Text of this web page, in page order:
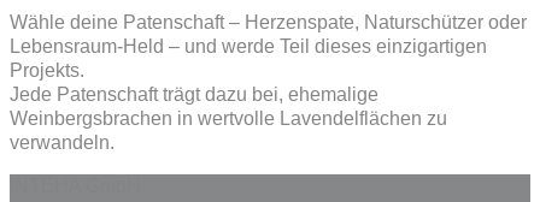
Wähle deine Patenschaft – Herzenspate, Naturschützer oder
Lebensraum-Held – und werde Teil dieses einzigartigen
Projekts.
Jede Patenschaft trägt dazu bei, ehemalige
Weinbergsbrachen in wertvolle Lavendelflächen zu
verwandeln.